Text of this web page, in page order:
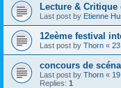
Lecture & Critique
Last post by Etienne
12eème festival
Last post by Thorn «
concours de
Last post by Thorn «
Replies: 1